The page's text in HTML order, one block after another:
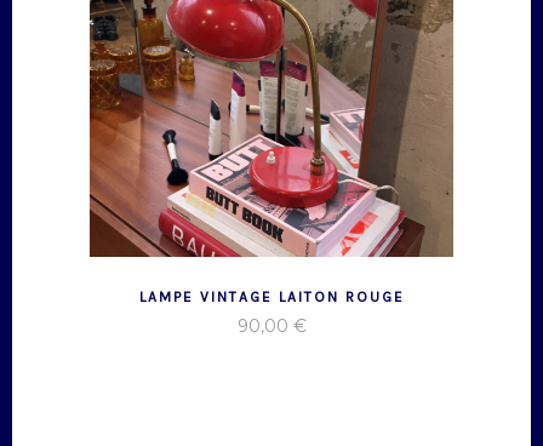
LAMPE VINTAGE LAITON ROUGE
90,00 €